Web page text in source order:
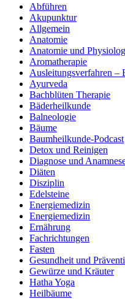
Abführen
Akupunktur
Allgemein
Anatomie
Anatomie und
Aromatherapie
Ausleitungsverfahren –
Ayurveda
Bachblüten Therapie
Bäderheilkunde
Balneologie
Bäume
Baumheilkunde-Podcast
Detox und Reinigen
Diagnose und
Diäten
Disziplin
Edelsteine
Energiemedizin
Energiemedizin
Ernährung
Fachrichtungen
Fasten
Gesundheit und
Gewürze und Kräuter
Hatha Yoga
Heilbäume